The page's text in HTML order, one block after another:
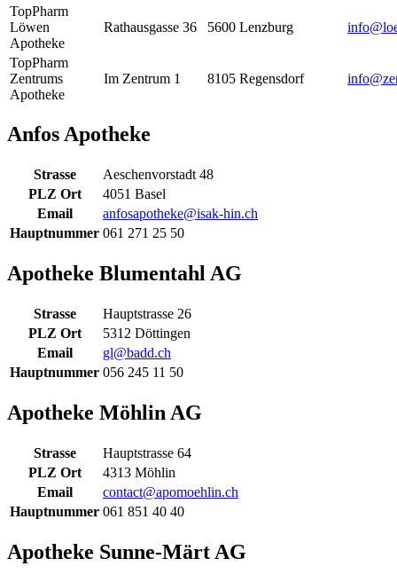
TopPharm
Löwen
Apotheke
Rathausgasse 36 5600 Lenzburg
TopPharm
Zentrums
Apotheke
Im Zentrum 1 8105 Regensdorf
Anfos Apotheke
Strasse
Aeschenvorstadt 48
PLZ Ort
4051 Basel
Email
anfosapotheke@isak-hin.ch
Hauptnummer 061 271 25 50
Apotheke Blumentahl AG
Strasse
Hauptstrasse 26
PLZ Ort
5312 Döttingen
Email
gl@badd.ch
Hauptnummer 056 245 11 50
Apotheke Möhlin AG
Strasse
Hauptstrasse 64
PLZ Ort
4313 Möhlin
Email
contact@apomoehlin.ch
Hauptnummer 061 851 40 40
Apotheke Sunne-Märt AG